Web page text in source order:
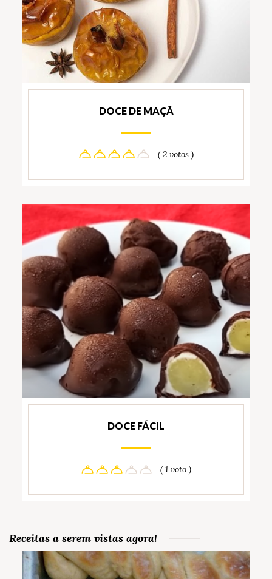
DOCE DE MAÇÃ
( 2 votos )
DOCE FÁCIL
( 1 voto )
Receitas a serem vistas agora!